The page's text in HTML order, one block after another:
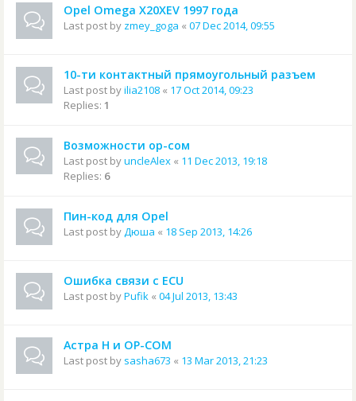
Opel Omega X20XEV 1997 года
Last post by zmey_goga « 07 Dec 2014, 09:55
10-ти контактный прямоугольный разъем
Last post byilia2108 « 17 Oct 2014, 09:23
Replies: 1
Возможности ор-сом
Last post byuncleAlex « 11 Dec 2013, 19:18
Replies: 6
Пин-код для Opel
Last post byДюша « 18 Sep 2013, 14:26
Ошибка связи с ECU
Last post byPufik « 04 Jul 2013, 13:43
Астра Н и OP-COM
Last post by sasha673 « 13 Mar 2013, 21:23